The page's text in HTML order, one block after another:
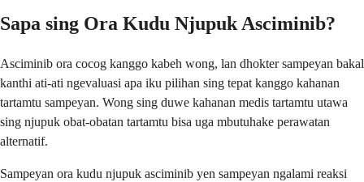
Sapa sing Ora Kudu Njupuk Asciminib?
Asciminib ora cocog kanggo kabeh wong, lan dhokter sampeyan bakal
kanthi ati-ati ngevaluasi apa iku pilihan sing tepat kanggo kahanan
tartamtu sampeyan. Wong sing duwe kahanan medis tartamtu utawa
sing njupuk obat-obatan tartamtu bisa uga mbutuhake perawatan
alternatif.
Sampeyan ora kudu njupuk asciminib yen sampeyan ngalami reaksi